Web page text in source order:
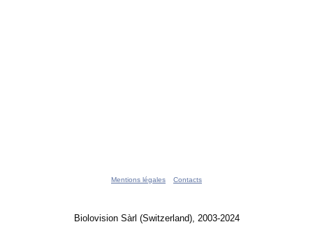
Mentions légales Contacts
Biolovision Sàrl (Switzerland), 2003-2024